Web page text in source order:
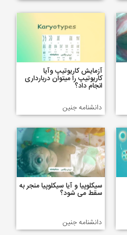
آزمایش کاریوتیپ وآیا
کاریوتیپ را میتوان دربارداری
انجام داد؟
دانشنامه جنین
سیکلوپیا و آیا سیکلوپیا منجر به
سقط می شود؟
دانشنامه جنین